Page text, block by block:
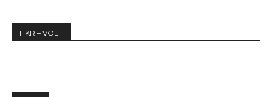
HKR – VOL II